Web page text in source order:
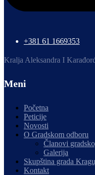
+381 61 1669353
Kralja Aleksandra I
Meni
Početna
Peticije
Novosti
O Gradskom odboru
Članovi
Galerija
Skupština grada
Kontakt